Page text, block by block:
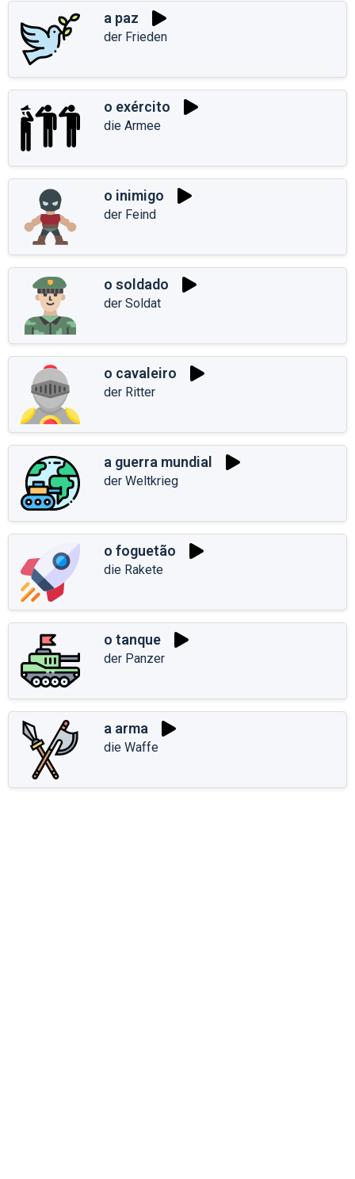
a paz
der Frieden
o exército
die Armee
o inimigo
der Feind
o soldado
der Soldat
o cavaleiro
der Ritter
a guerra mundial
der Weltkrieg
o foguetão
die Rakete
o tanque
der Panzer
a arma
die Waffe